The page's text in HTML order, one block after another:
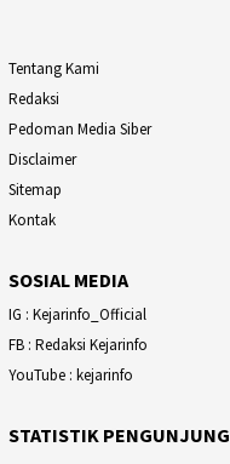
Tentang Kami
Redaksi
Pedoman Media Siber
Disclaimer
Sitemap
Kontak
SOSIAL MEDIA
IG : Kejarinfo_Official
FB : Redaksi Kejarinfo
YouTube : kejarinfo
STATISTIK PENGUNJUNG